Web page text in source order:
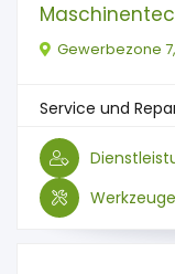
Gewerbezone
Service und